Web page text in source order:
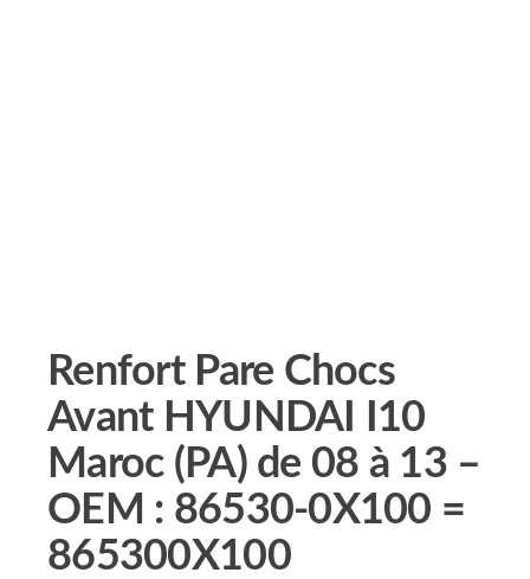
Renfort Pare Chocs
Avant HYUNDAI I10
Maroc (PA) de 08 à 13 –
OEM : 86530-0X100 =
865300X100